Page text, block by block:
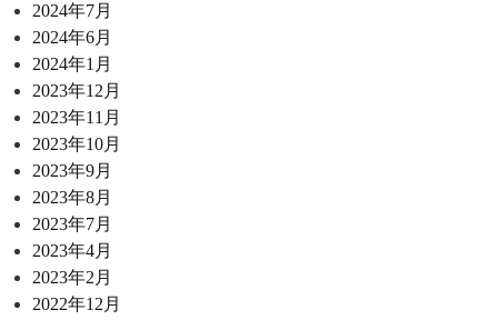
2024年7月
2024年6月
2024年1月
2023年12月
2023年11月
2023年10月
2023年9月
2023年8月
2023年7月
2023年4月
2023年2月
2022年12月